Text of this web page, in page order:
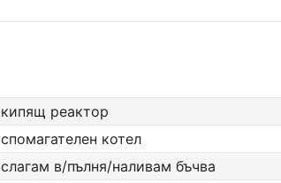
кипящ реактор
спомагателен котел
слагам в/пълня/наливам бъчва